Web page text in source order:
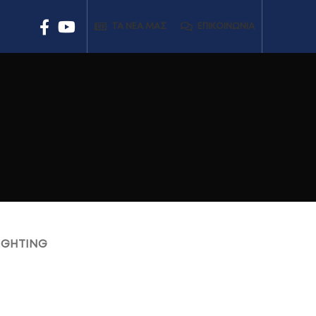
ΤΑ ΝΕΑ ΜΑΣ ΕΠΙΚΟΙΝΩΝΊΑ